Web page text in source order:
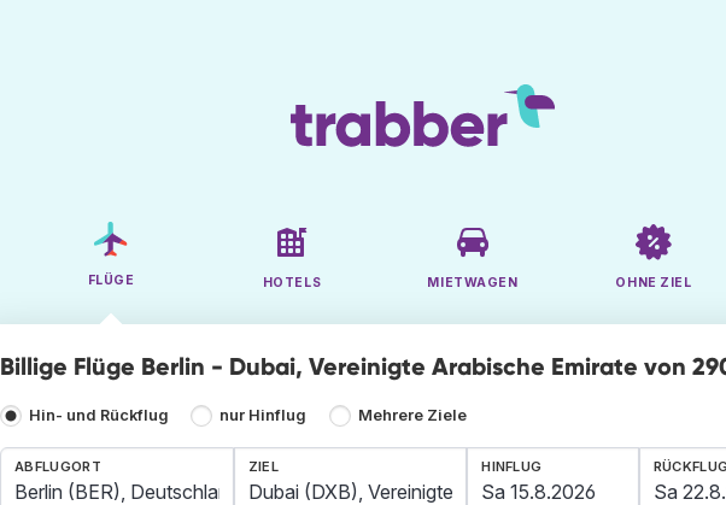
FLÜGE HOTELS MIETWAGEN OHNE ZIEL
Billige Flüge Berlin - Dubai, Vereinigte Arabische Emirate von
Hin- und Rückflug nur Hinflug Mehrere Ziele
ABFLUGORT ZIEL HINFLUG